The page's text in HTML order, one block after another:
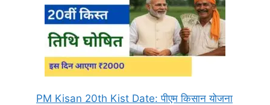
PM Kisan 20th Kist Date: पीएम किसान योजना